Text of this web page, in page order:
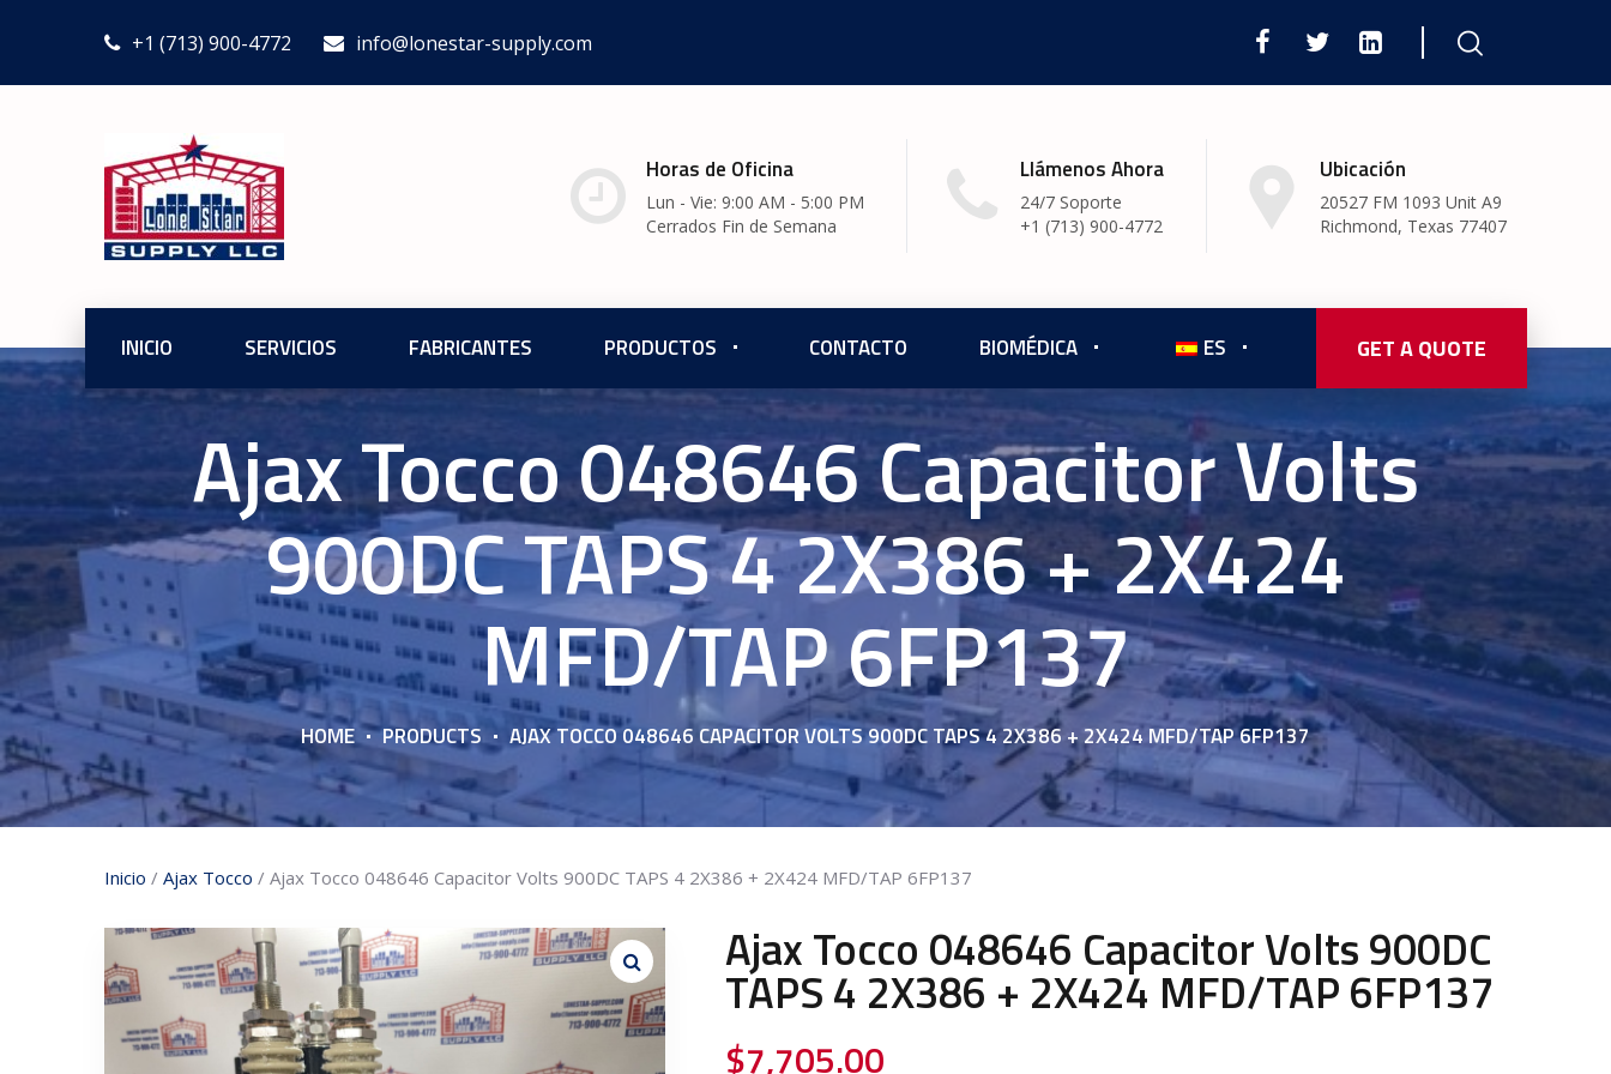
+1 (713) 900-4772 info@lonestar-supply.com
Horas de Oficina
Lun - Vie: 9:00 AM - 5:00 PM
Cerrados Fin de Semana
Llámenos Ahora
24/7 Soporte
+1 (713) 900-4772
Ubicación
20527 FM 1093 Unit A9
Richmond, Texas 77407
INICIO SERVICIOS FABRICANTES PRODUCTOS CONTACTO BIOMÉDICA ES GET A QUOTE
Ajax Tocco 048646 Capacitor Volts
900DC TAPS 4 2X386 + 2X424
MFD/TAP 6FP137
HOME PRODUCTS AJAX TOCCO 048646 CAPACITOR VOLTS 900DC TAPS 4 2X386 + 2X424 MFD/TAP 6FP137
Inicio / Ajax Tocco / Ajax Tocco 048646 Capacitor Volts 900DC TAPS 4 2X386 + 2X424 MFD/TAP 6FP137
Ajax Tocco 048646 Capacitor Volts 900DC
TAPS 4 2X386 + 2X424 MFD/TAP 6FP137
$7,705.00